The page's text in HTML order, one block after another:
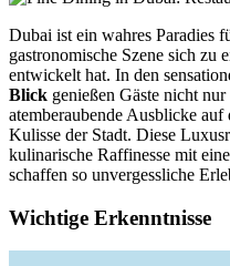
Dubai ist ein wahres Paradies
gastronomische Szene sich zu
entwickelt hat. In den
Blick genießen Gäste nicht
atemberaubende Ausblicke
Kulisse der Stadt. Diese
kulinarische Raffinesse mit
schaffen so unvergessliche
Wichtige Erkenntnisse